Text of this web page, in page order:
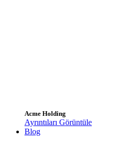
Acme Holding
Ayrıntıları Görüntüle
Blog